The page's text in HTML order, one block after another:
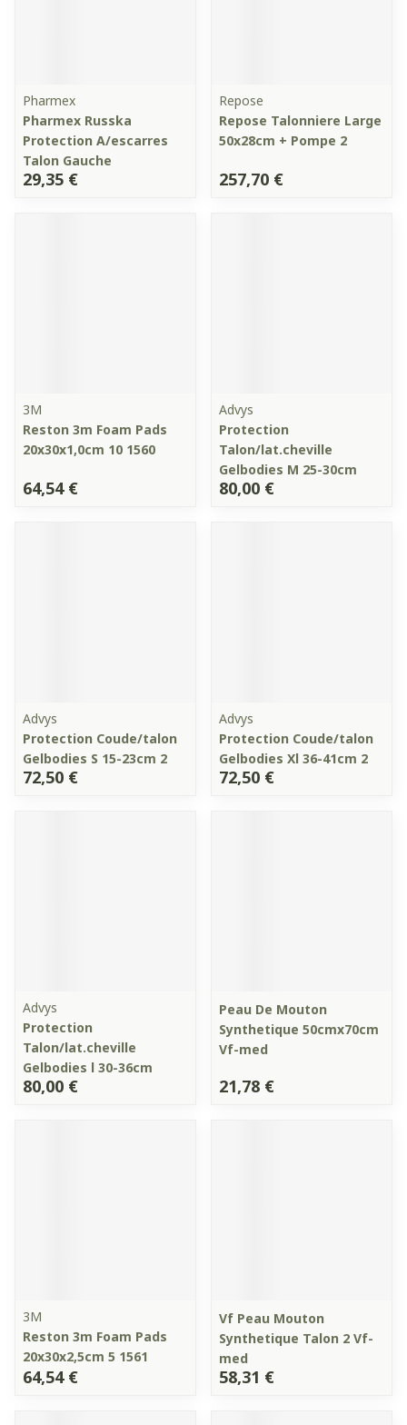
Pharmex
Pharmex Russka
Protection A/escarres
Talon Gauche
29,35 €
Repose
Repose Talonniere Large
50x28cm + Pompe 2
257,70 €
3M
Reston 3m Foam Pads
20x30x1,0cm 10 1560
64,54 €
Advys
Protection
Talon/lat.cheville
Gelbodies M 25-30cm
80,00 €
Advys
Protection Coude/talon
Gelbodies S 15-23cm 2
72,50 €
Advys
Protection Coude/talon
Gelbodies Xl 36-41cm 2
72,50 €
Advys
Protection
Talon/lat.cheville
Gelbodies l 30-36cm
80,00 €
Peau De Mouton
Synthetique 50cmx70cm
Vf-med
21,78 €
3M
Reston 3m Foam Pads
20x30x2,5cm 5 1561
64,54 €
Vf Peau Mouton
Synthetique Talon 2 Vf-
med
58,31 €